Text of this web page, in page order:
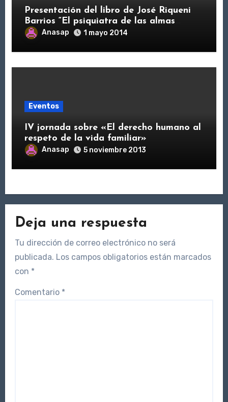
Presentación del libro de José Riqueni
Barrios “El psiquiatra de las almas
pequeñas”
Anasap 1 mayo 2014
Eventos
IV jornada sobre «El derecho humano al
respeto de la vida familiar»
Anasap 5 noviembre 2013
Deja una respuesta
Tu dirección de correo electrónico no será
publicada. Los campos obligatorios están marcados
con *
Comentario *